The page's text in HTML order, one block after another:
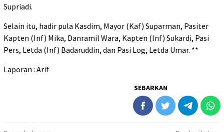
Supriadi.
Selain itu, hadir pula Kasdim, Mayor (Kaf) Suparman, Pasiter
Kapten (Inf) Mika, Danramil Wara, Kapten (Inf) Sukardi, Pasi
Pers, Letda (Inf) Badaruddin, dan Pasi Log, Letda Umar. **
Laporan : Arif
SEBARKAN